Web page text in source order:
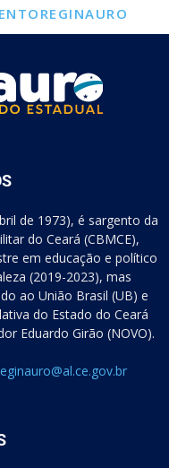
de 1973), é sargento da
do Ceará (CBMCE),
em educação e político
(2019-2023), mas
ao União Brasil (UB) e
do Estado do Ceará
Eduardo Girão (NOVO).